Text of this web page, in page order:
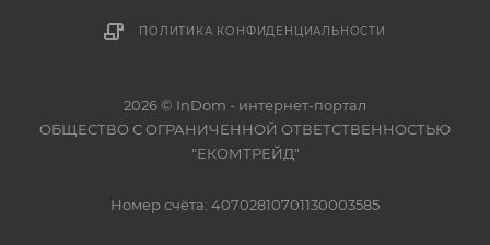
ПОЛИТИКА КОНФИДЕНЦИАЛЬНОСТИ
2026 © InDom - интернет-портал
ОБЩЕСТВО С ОГРАНИЧЕННОЙ ОТВЕТСТВЕННОСТЬЮ
"ЕКОМТРЕЙД"
Номер счёта: 40702810701130003585